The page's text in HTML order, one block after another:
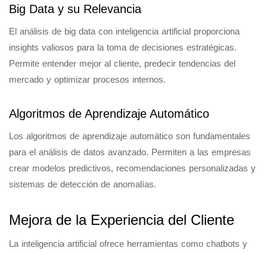
Big Data y su Relevancia
El análisis de big data con inteligencia artificial proporciona
insights valiosos para la toma de decisiones estratégicas.
Permite entender mejor al cliente, predecir tendencias del
mercado y optimizar procesos internos.
Algoritmos de Aprendizaje Automático
Los algoritmos de aprendizaje automático son fundamentales
para el análisis de datos avanzado. Permiten a las empresas
crear modelos predictivos, recomendaciones personalizadas y
sistemas de detección de anomalías.
Mejora de la Experiencia del Cliente
La inteligencia artificial ofrece herramientas como chatbots y